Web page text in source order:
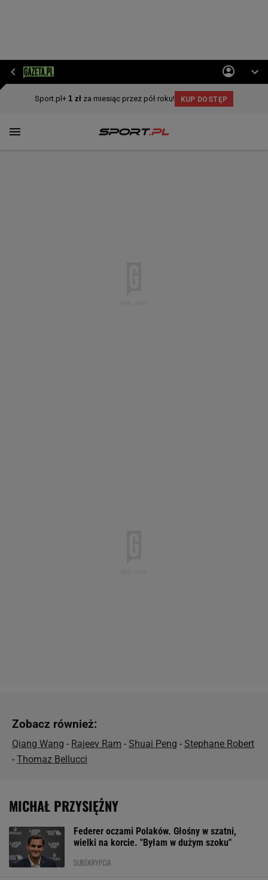
Zobacz również:
Qiang Wang - Rajeev Ram - Shuai Peng - Stephane Robert
- Thomaz Bellucci
MICHAŁ PRZYSIĘŻNY
Federer oczami Polaków. Głośny w szatni,
wielki na korcie. "Byłam w dużym szoku"
SUBSKRYPCJA